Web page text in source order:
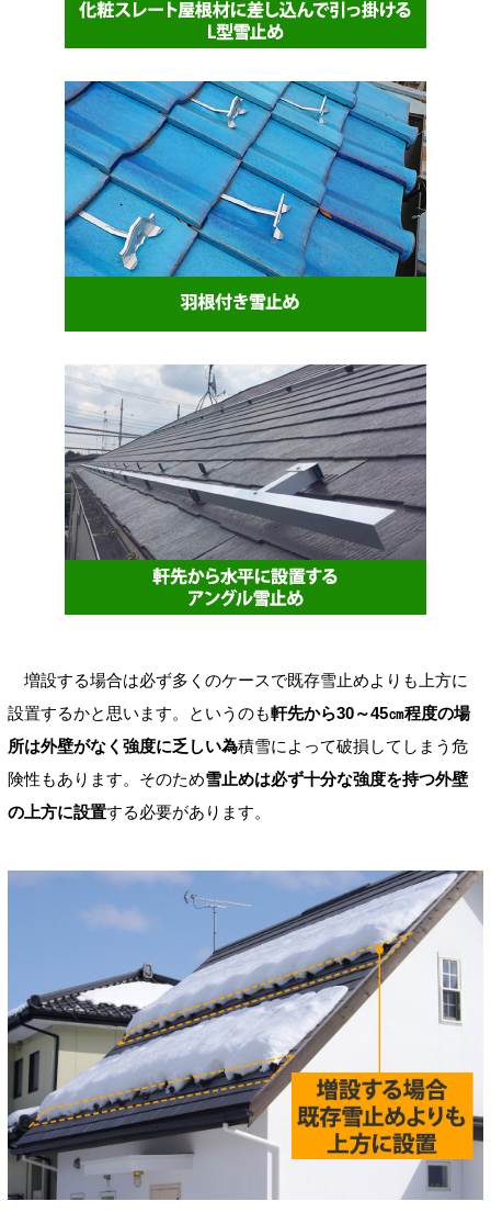
増設する場合は必ず多くのケースで既存雪止めよりも上方に
設置するかと思います。というのも軒先から30～45㎝程度の場
所は外壁がなく強度に乏しい為積雪によって破損してしまう危
険性もあります。そのため雪止めは必ず十分な強度を持つ外壁
の上方に設置する必要があります。